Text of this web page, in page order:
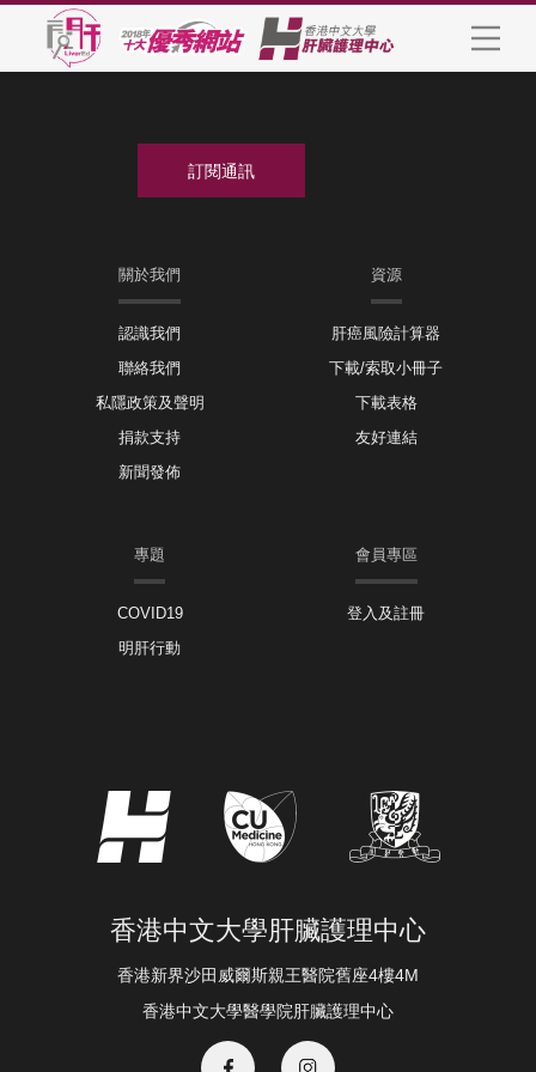
關於我們
認識我們
聯絡我們
私隱政策及聲明
捐款支持
新聞發佈
資源
肝癌風險計算器
下載/索取小冊子
下載表格
友好連結
專題
COVID19
明肝行動
會員專區
登入及註冊
香港中文大學肝臟護理中心
香港新界沙田威爾斯親王醫院舊座4樓4M
香港中文大學醫學院肝臟護理中心